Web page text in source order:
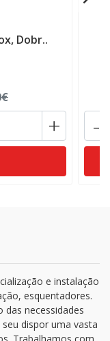
Dobr..
+ -
e instalação
esquentadores.
das necessidades
dispor uma vasta